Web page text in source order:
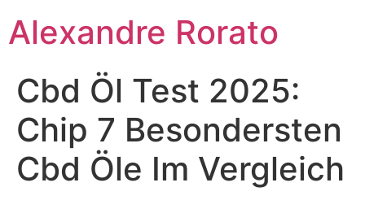
para
Alexandre Rorato
Cbd Öl Test 2025:
Chip 7 Besondersten
Cbd Öle Im Vergleich